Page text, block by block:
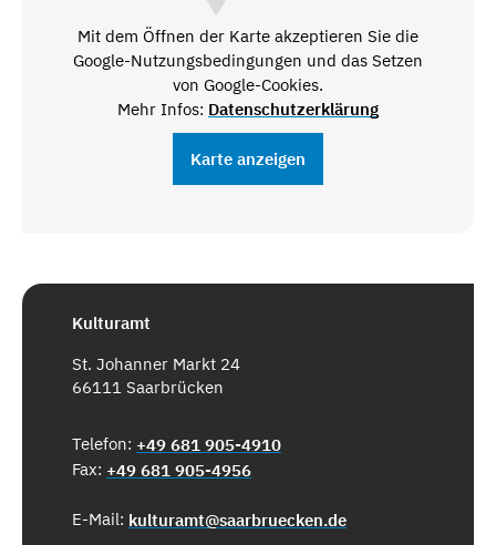
Mit dem Öffnen der Karte akzeptieren Sie die
Google-Nutzungsbedingungen und das Setzen
von Google-Cookies.
Mehr Infos: Datenschutzerklärung
Karte anzeigen
Kulturamt
St. Johanner Markt 24
66111 Saarbrücken
Telefon: +49 681 905-4910
Fax: +49 681 905-4956
E-Mail: kulturamt@saarbruecken.de